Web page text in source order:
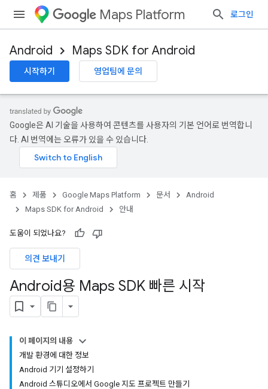
Maps Platform 로그인
Android Maps SDK for Android
시작하기 영업팀에 문의
Google은 AI 기술을 사용하여 콘텐츠를 사용자의 기본 언어로 번역합니
다. AI 번역에는 오류가 있을 수 있습니다.
홈 제품 Google Maps Platform 문서
Android
Maps SDK for Android
안내
도움이 되었나요?
의견 보내기
Android용 Maps SDK 빠른 시작
이 페이지의 내용
개발 환경에 대한 정보
Android 기기 설정하기
Android 스튜디오에서 Google 지도 프로젝트 만들기